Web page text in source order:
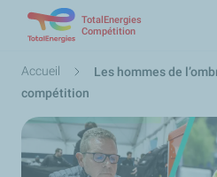
TotalEnergies
Compétition
Fil
d'Ariane
Accueil
Les hommes de
compétition